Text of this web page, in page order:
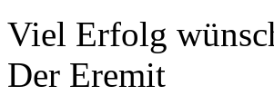
Viel Erfolg
Der Eremit